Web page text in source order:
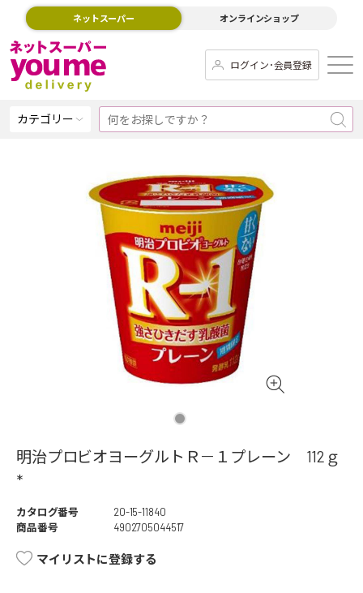
ネットスーパー オンラインショップ
ログイン･会員登録
カテゴリー
明治プロビオヨーグルトＲ－１プレーン 112ｇ
*
カタログ番号
20-15-11840
商品番号
4902705044517
マイリストに登録する